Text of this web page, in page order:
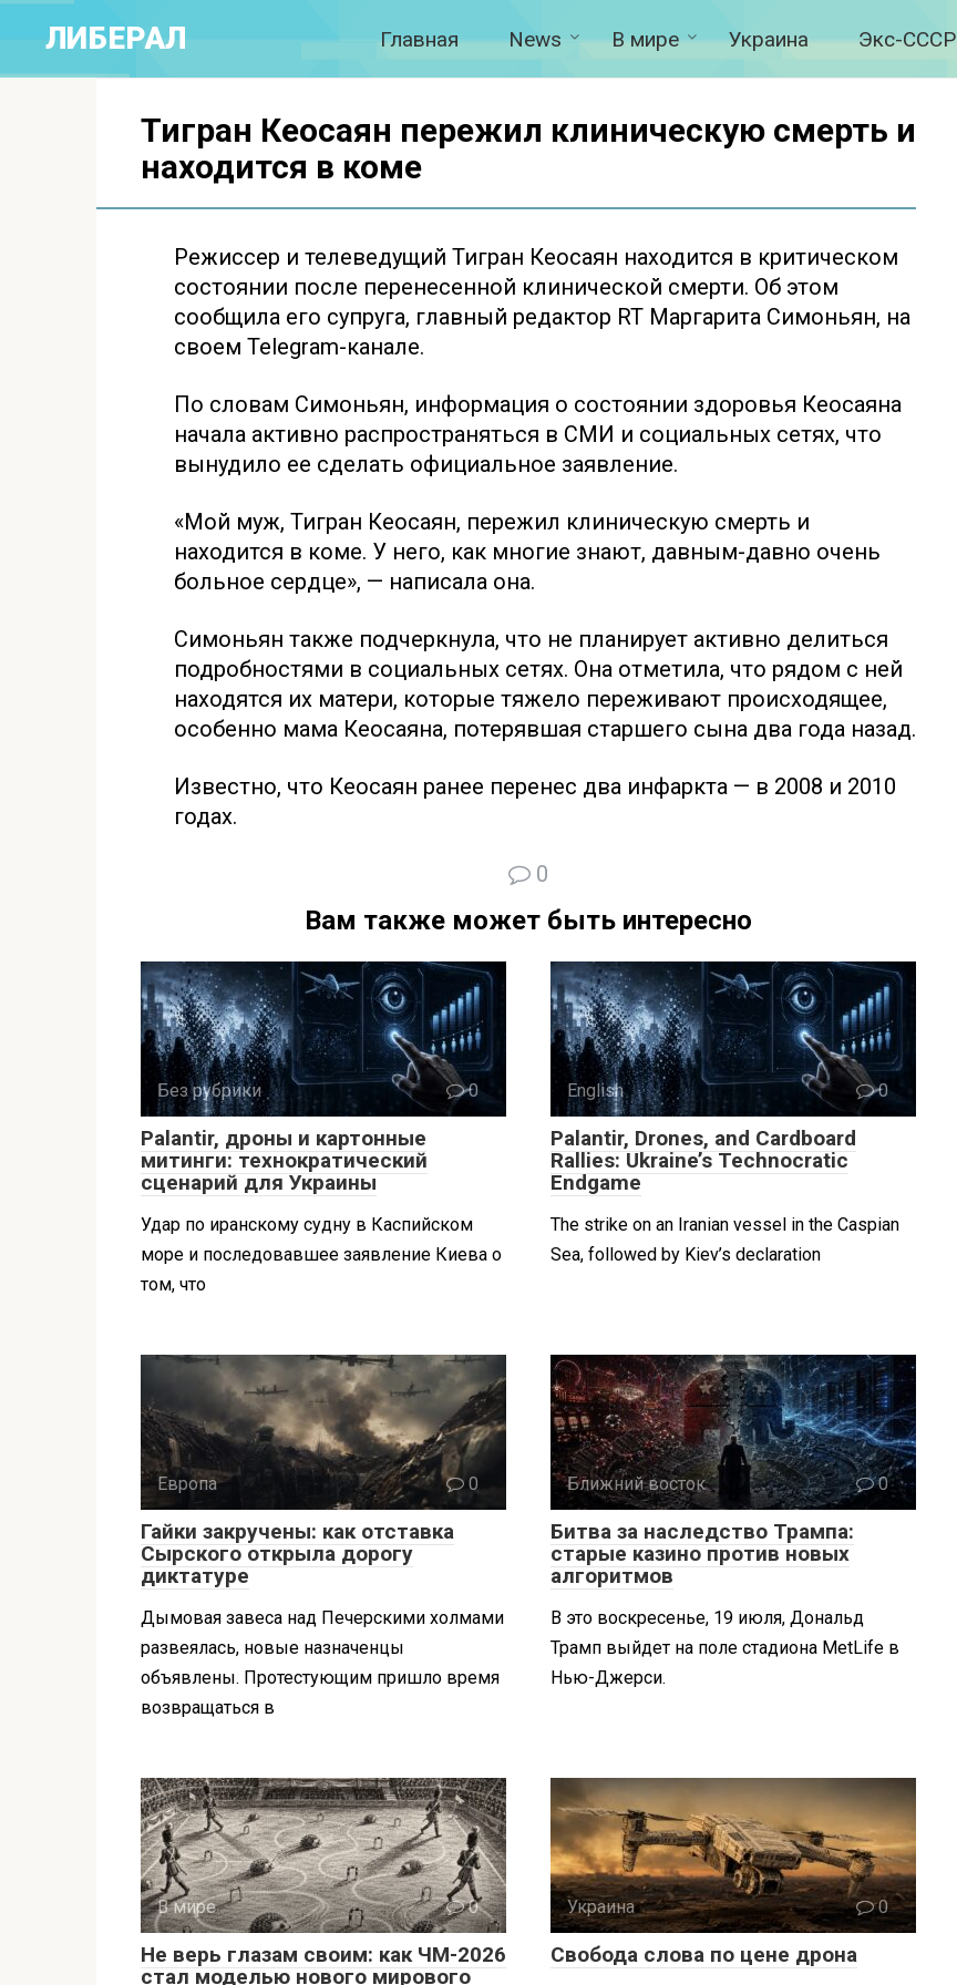
контенту
ЛИБЕРАЛ Главная News В мире Украина Экс-СССР
Тигран Кеосаян пережил клиническую смерть и
находится в коме
Режиссер и телеведущий Тигран Кеосаян находится в критическом
состоянии после перенесенной клинической смерти. Об этом
сообщила его супруга, главный редактор RT Маргарита Симоньян, на
своем Telegram-канале.
По словам Симоньян, информация о состоянии здоровья Кеосаяна
начала активно распространяться в СМИ и социальных сетях, что
вынудило ее сделать официальное заявление.
«Мой муж, Тигран Кеосаян, пережил клиническую смерть и
находится в коме. У него, как многие знают, давным-давно очень
больное сердце», — написала она.
Симоньян также подчеркнула, что не планирует активно делиться
подробностями в социальных сетях. Она отметила, что рядом с ней
находятся их матери, которые тяжело переживают происходящее,
особенно мама Кеосаяна, потерявшая старшего сына два года назад.
Известно, что Кеосаян ранее перенес два инфаркта — в 2008 и 2010
годах.
0
Вам также может быть интересно
Без рубрики 0
Palantir, дроны и картонные
митинги: технократический
сценарий для Украины
Удар по иранскому судну в Каспийском
море и последовавшее заявление Киева о
том, что
English 0
Palantir, Drones, and Cardboard
Rallies: Ukraine’s Technocratic
Endgame
The strike on an Iranian vessel in the Caspian
Sea, followed by Kiev’s declaration
Европа 0
Гайки закручены: как отставка
Сырского открыла дорогу
диктатуре
Дымовая завеса над Печерскими холмами
развеялась, новые назначенцы
объявлены. Протестующим пришло время
возвращаться в
Ближний восток 0
Битва за наследство Трампа:
старые казино против новых
алгоритмов
В это воскресенье, 19 июля, Дональд
Трамп выйдет на поле стадиона MetLife в
Нью-Джерси.
В мире 0
Не верь глазам своим: как ЧМ-2026
стал моделью нового мирового
Украина 0
Свобода слова по цене дрона